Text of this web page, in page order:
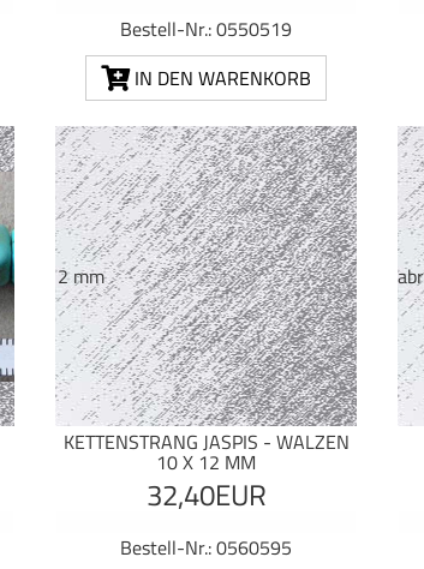
Bestell-Nr.: 0550519
IN DEN WARENKORB
KETTENSTRANG JASPIS - WALZEN
10 X 12 MM
32,40EUR
Bestell-Nr.: 0560595